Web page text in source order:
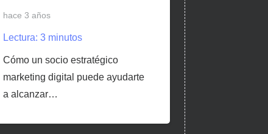
hace 3 años
Lectura: 3 minutos
Cómo un socio estratégico
marketing digital puede ayudarte
a alcanzar…